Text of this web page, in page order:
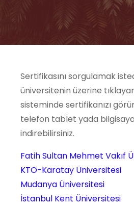
Sertifikasını sorgulamak
üniversitenin üzerine
sisteminde sertifikanızı
telefon tablet yada
indirebilirsiniz.
Fatih Sultan Mehmet Vakıf
KTO-Karatay Üniversitesi
Mudanya Üniversitesi
İstanbul Kent Üniversitesi